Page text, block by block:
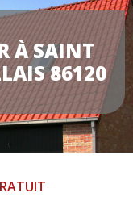
À SAINT
86120